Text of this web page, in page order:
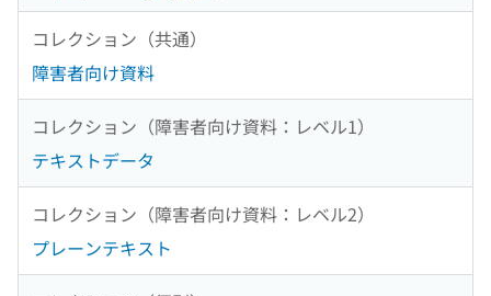
コレクション（共通）
障害者向け資料
コレクション（障害者向け資料：レベル1）
テキストデータ
コレクション（障害者向け資料：レベル2）
プレーンテキスト